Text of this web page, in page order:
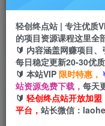
首页 创业课程 会员专
（8146期）dou+
更精准，质量更高
轻创终点站 | 专注优质
的项目资源课程这里全
🔰 内容涵盖网赚项目
每日稳定更新20-30优
🔰 本站VIP 限时特惠，
站资源免费下载， 每天
🔰 轻创终点站开放加
平台， 站长微信：